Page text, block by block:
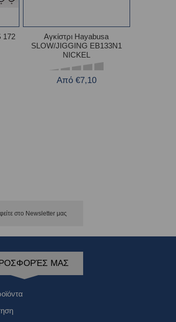
172
Αγκίστρι Hayabusa
SLOW/JIGGING EB133N1
NICKEL
Από €7,10
στο Νewsletter μας
ΜΑΣ